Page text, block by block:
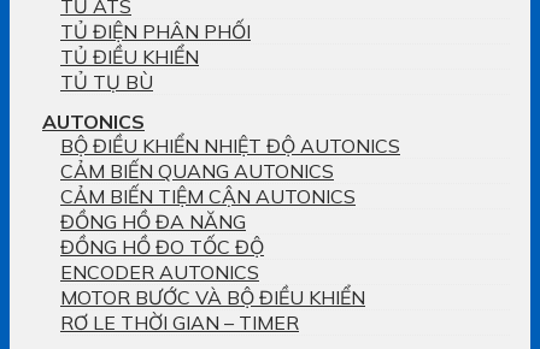
TỦ ATS
TỦ ĐIỆN PHÂN PHỐI
TỦ ĐIỀU KHIỂN
TỦ TỤ BÙ
AUTONICS
BỘ ĐIỀU KHIỂN NHIỆT ĐỘ AUTONICS
CẢM BIẾN QUANG AUTONICS
CẢM BIẾN TIỆM CẬN AUTONICS
ĐỒNG HỒ ĐA NĂNG
ĐỒNG HỒ ĐO TỐC ĐỘ
ENCODER AUTONICS
MOTOR BƯỚC VÀ BỘ ĐIỀU KHIỂN
RƠ LE THỜI GIAN – TIMER